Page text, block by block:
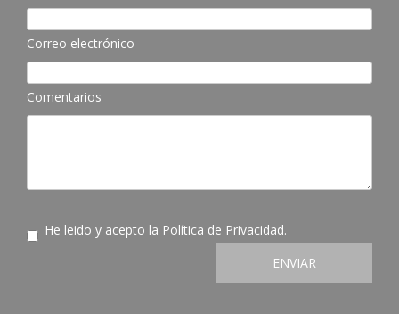
Correo electrónico
Comentarios
He leido y acepto la Política de Privacidad.
ENVIAR